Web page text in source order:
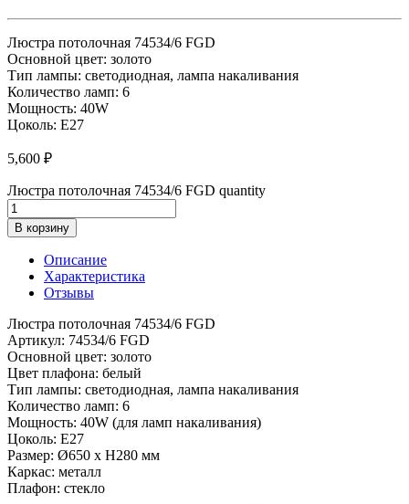
Люстра потолочная 74534/6 FGD
Основной цвет: золото
Тип лампы: светодиодная, лампа накаливания
Количество ламп: 6
Мощность: 40W
Цоколь: E27
5,600 ₽
Люстра потолочная 74534/6 FGD quantity
В корзину
Описание
Характеристика
Отзывы
Люстра потолочная 74534/6 FGD
Артикул: 74534/6 FGD
Основной цвет: золото
Цвет плафона: белый
Тип лампы: светодиодная, лампа накаливания
Количество ламп: 6
Мощность: 40W (для ламп накаливания)
Цоколь: E27
Размер: Ø650 x H280 мм
Каркас: металл
Плафон: стекло